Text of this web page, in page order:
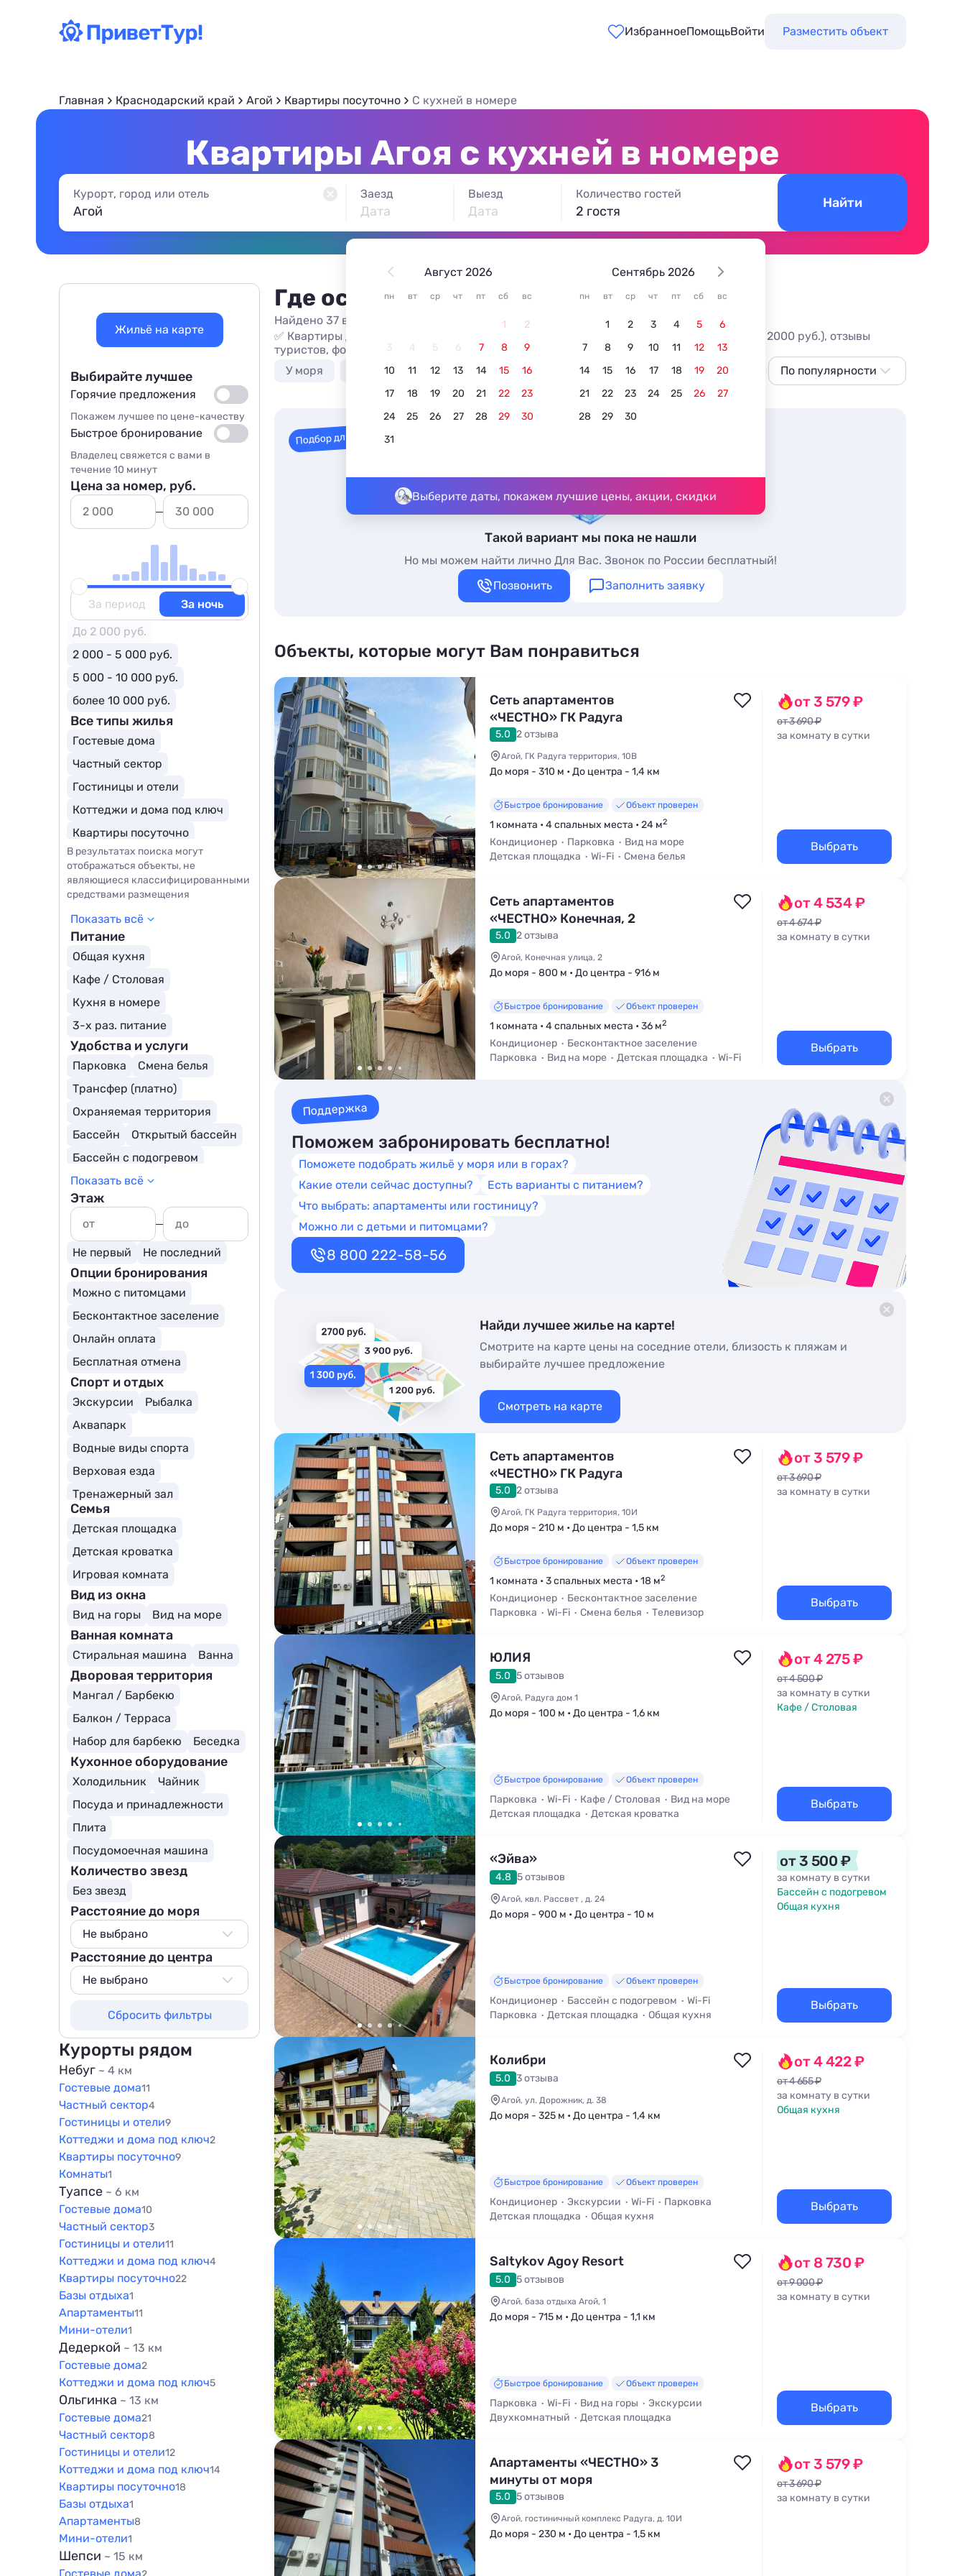
ИзбранноеПомощьВойти Разместить объект
Главная Краснодарский край Агой Квартиры посуточно C кухней в номере
Квартиры Агоя с кухней в номере
Курорт, город или отель Заезд
Дата
Выезд
Дата
Август 2026
пн вт ср чт пт сб вс
1
2
3
4 5 6 7 8
9
10
11 12 13 14 15
16
17
18 19 20 21 22
23
24
25 26 27 28 29
30
31
Сентябрь 2026
пн вт ср чт пт сб вс
1 2 3 4 5
6
7
8 9 10 11 12
13
14
15 16 17 18 19
20
21
22 23 24 25 26
27
28
29 30
Выберите даты, покажем лучшие цены, акции, скидки
Количество гостей
2 гостя
Найти
Где остановиться в Агое
Найдено 37 вариантов жилья из 37
✅ Квартиры для отдыха в Агое с кухней - лучшие цены на жилье с кухней в номере (от 2000 руб.), отзывы
туристов, фотографии объектов.
У моря
У моря недорого Недорого В центре С домашними животными С видом на море
По популярности
Подбор для вас
Такой вариант мы пока не нашли
Но мы можем найти лично Для Вас. Звонок по России бесплатный!
Позвонить
Заполнить заявку
Объекты, которые могут Вам понравиться
Сеть апартаментов
«ЧЕСТНО» ГК Радуга
территория, 10В
5.0 2 отзыва
Агой, ГК Радуга территория, 10В
До моря - 310 м • До центра - 1,4 км
Быстрое бронирование Объект проверен
1 комната • 4 спальных места • 24 м2
Кондиционер Парковка
Вид на море
Детская площадка
Wi-Fi
Смена белья
от 3 579 ₽
от 3 690 ₽
за комнату в сутки
Выбрать
Сеть апартаментов
«ЧЕСТНО» Конечная, 2
5.0 2 отзыва
Агой, Конечная улица, 2
До моря - 800 м • До центра - 916 м
Быстрое бронирование Объект проверен
1 комната • 4 спальных места • 36 м2
Кондиционер
Бесконтактное заселение
Парковка
Вид на море Детская площадка
Wi-Fi
от 4 534 ₽
от 4 674 ₽
за комнату в сутки
Выбрать
Поддержка
Поможем забронировать бесплатно!
Поможете подобрать жильё у моря или в горах?
Какие отели сейчас доступны?
Есть варианты с питанием?
Что выбрать: апартаменты или гостиницу?
Можно ли с детьми и питомцами?
8 800 222-58-56
Найди лучшее жилье на карте!
Смотрите на карте цены на соседние отели, близость к пляжам и
выбирайте лучшее предложение
Смотреть на карте
Сеть апартаментов
«ЧЕСТНО» ГК Радуга
территория, 10И
5.0 2 отзыва
Агой, ГК Радуга территория, 10И
До моря - 210 м • До центра - 1,5 км
Быстрое бронирование Объект проверен
1 комната • 3 спальных места • 18 м2
Кондиционер
Бесконтактное заселение
Парковка
Wi-Fi Смена белья
Телевизор
от 3 579 ₽
от 3 690 ₽
за комнату в сутки
Выбрать
ЮЛИЯ
5.0 5 отзывов
Агой, Радуга дом 1
До моря - 100 м • До центра - 1,6 км
Быстрое бронирование Объект проверен
Парковка Wi-Fi Кафе / Столовая
Вид на море
Детская площадка
Детская кроватка
от 4 275 ₽
от 4 500 ₽
за комнату в сутки
Кафе / Столовая
Выбрать
«Эйва»
4.8 5 отзывов
Агой, квл. Рассвет , д. 24
До моря - 900 м • До центра - 10 м
Быстрое бронирование Объект проверен
Кондиционер Бассейн с подогревом
Wi-Fi
Парковка
Детская площадка
Общая кухня
от 3 500 ₽
за комнату в сутки
Бассейн с подогревом
Общая кухня
Выбрать
Колибри
5.0 3 отзыва
Агой, ул. Дорожник, д. 38
До моря - 325 м • До центра - 1,4 км
Быстрое бронирование Объект проверен
Кондиционер Экскурсии Wi-Fi
Парковка
Детская площадка
Общая кухня
от 4 422 ₽
от 4 655 ₽
за комнату в сутки
Общая кухня
Выбрать
Saltykov Agoy Resort
5.0 5 отзывов
Агой, база отдыха Агой, 1
До моря - 715 м • До центра - 1,1 км
Быстрое бронирование Объект проверен
Парковка Wi-Fi Вид на горы
Экскурсии
Двухкомнатный
Детская площадка
от 8 730 ₽
от 9 000 ₽
за комнату в сутки
Выбрать
Апартаменты «ЧЕСТНО» 3
минуты от моря
5.0 5 отзывов
Агой, гостиничный комплекс Радуга, д. 10И
До моря - 230 м • До центра - 1,5 км
от 3 579 ₽
от 3 690 ₽
за комнату в сутки
Жильё на карте
Выбирайте лучшее
Горячие предложения
Покажем лучшее по цене-качеству
Быстрое бронирование
Владелец свяжется с вами в
течение 10 минут
Цена за номер, руб.
За период
За ночь
До 2 000 руб.
2 000 - 5 000 руб.
5 000 - 10 000 руб.
более 10 000 руб.
Все типы жилья
Гостевые дома
Частный сектор
Гостиницы и отели
Коттеджи и дома под ключ
Квартиры посуточно
Базы отдыха
Апартаменты
Мини-отели
В результатах поиска могут
отображаться объекты, не
являющиеся классифицированными
средствами размещения
Показать всё
Питание
Общая кухня
Кафе / Столовая
Кухня в номере
3-х раз. питание
Удобства и услуги
Парковка
Смена белья
Трансфер (платно)
Охраняемая территория
Бассейн
Открытый бассейн
Бассейн с подогревом
Трансфер (бесплатно)
Детский бассейн
Показать всё
Этаж
Не первый Не последний
Опции бронирования
Можно с питомцами
Бесконтактное заселение
Онлайн оплата
Бесплатная отмена
Спорт и отдых
Экскурсии
Рыбалка
Аквапарк
Водные виды спорта
Верховая езда
Тренажерный зал
Семья
Детская площадка
Детская кроватка
Игровая комната
Вид из окна
Вид на горы Вид на море
Ванная комната
Стиральная машина Ванна
Дворовая территория
Мангал / Барбекю
Балкон / Терраса
Набор для барбекю
Беседка
Кухонное оборудование
Холодильник
Чайник
Посуда и принадлежности
Плита
Посудомоечная машина
Количество звезд
Без звезд
Расстояние до моря
Не выбрано
Не выбрано
50 м
200 м
500 м
800 м
1000 м
1500 м
Расстояние до центра
Не выбрано
100 м
200 м
500 м
800 м
1000 м
Сбросить фильтры
Курорты рядом
Небуг ~ 4 км
Гостевые дома11
Частный сектор4
Гостиницы и отели9
Коттеджи и дома под ключ2
Квартиры посуточно9
Комнаты1
Туапсе ~ 6 км
Гостевые дома10
Частный сектор3
Гостиницы и отели11
Коттеджи и дома под ключ4
Квартиры посуточно22
Базы отдыха1
Апартаменты11
Мини-отели1
Дедеркой ~ 13 км
Гостевые дома2
Коттеджи и дома под ключ5
Ольгинка ~ 13 км
Гостевые дома21
Частный сектор8
Гостиницы и отели12
Коттеджи и дома под ключ14
Квартиры посуточно18
Базы отдыха1
Апартаменты8
Мини-отели1
Шепси ~ 15 км